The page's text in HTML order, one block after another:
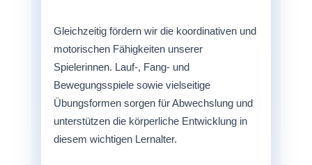
Gleichzeitig fördern wir die koordinativen und
motorischen Fähigkeiten unserer
Spielerinnen. Lauf-, Fang- und
Bewegungsspiele sowie vielseitige
Übungsformen sorgen für Abwechslung und
unterstützen die körperliche Entwicklung in
diesem wichtigen Lernalter.